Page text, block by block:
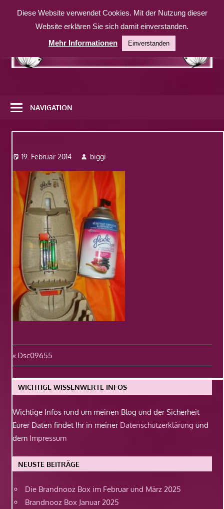
Inhalt
weitere
Website
NAVIGATION
19. Februar 2014 biggi
Beitragsnavigation
Vorheriger
Beitrag:
Dsc09655
WICHTIGE WISSENWERTE INFOS
Wichtige Infos rund um meinen Blog und der Sicherheit
Eurer Daten findet Ihr in meiner Datenschutzerklärung und
dem Impressum
NEUSTE BEITRÄGE
Die Brandnooz Box im Februar und März 2025
Brandnooz Box Januar 2025
Diese Website verwendet Cookies. Mit der Nutzung dieser
Website erklären Sie sich damit einverstanden.
Mehr Informationen
Einverstanden